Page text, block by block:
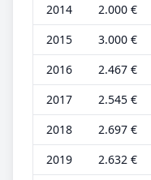
2014
2.000 €
2015
3.000 €
2016
2.467 €
2017
2.545 €
2018
2.697 €
2019
2.632 €